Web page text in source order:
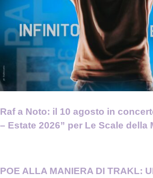
Raf a Noto: il 10 agosto in
– Estate 2026” per Le Scale della
POE ALLA MANIERA DI TRAKL: